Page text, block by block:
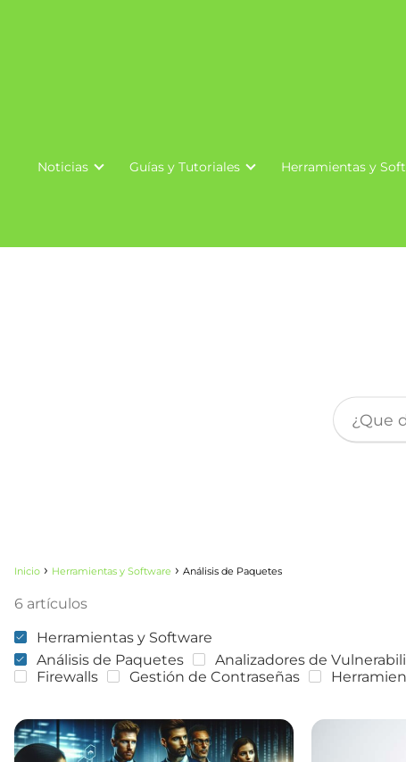
Noticias Guías y Tutoriales Herramientas y
Inicio Herramientas y Software Análisis de Paquetes
6 artículos
Herramientas y Software
Análisis de Paquetes
Analizadores de
Firewalls
Gestión de Contraseñas